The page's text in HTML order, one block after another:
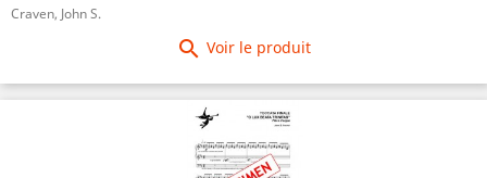
Craven, John S.
 Voir le produit